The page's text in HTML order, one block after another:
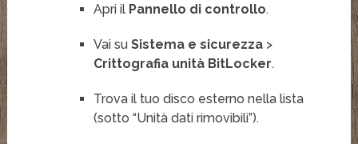
Apri il Pannello di controllo.
Vai suSistema e sicurezza >
Crittografia unità BitLocker.
Trova il tuo disco esterno nella lista
(sotto “Unità dati rimovibili”).